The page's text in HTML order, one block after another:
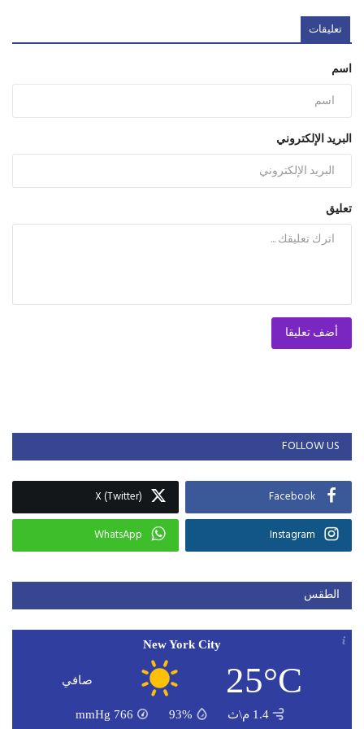
تعليقات
اسم
البريد الإلكتروني
تعليق
أضف تعليقا
FOLLOW US
Facebook
X (Twitter)
Instagram
WhatsApp
الطقس
New York City
25°C صافي
1.4 م\ث 93%
766
mmHg